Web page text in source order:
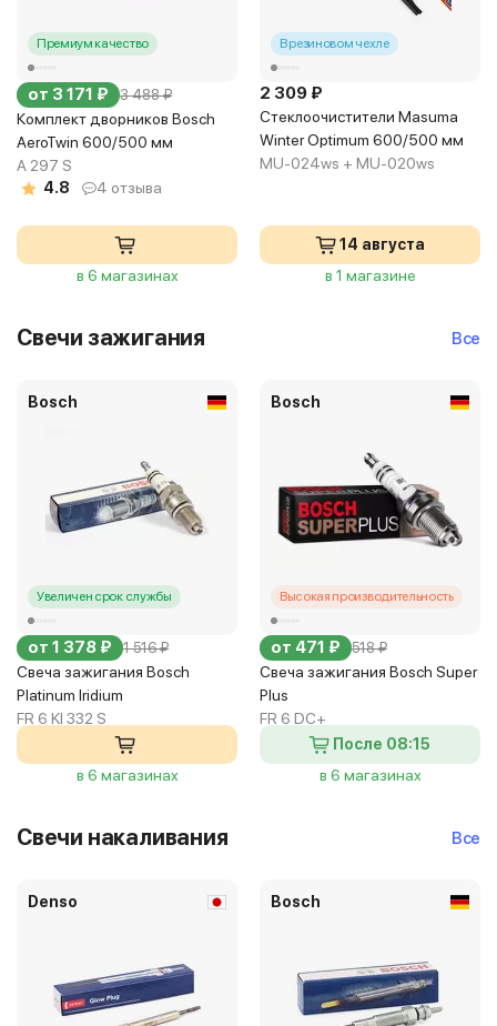
Премиум качество
от 3 171 ₽ 3 488 ₽
Комплект дворников Bosch
AeroTwin 600/500 мм
A 297 S
4.8
4 отзыва
в 6 магазинах
В резиновом чехле
2 309 ₽
Стеклоочистители Masuma
Winter Optimum 600/500 мм
MU-024ws + MU-020ws
14 августа
в 1 магазине
Свечи зажигания Все
Bosch
Увеличен срок службы
от 1 378 ₽ 1 516 ₽
Свеча зажигания Bosch
Platinum Iridium
FR 6 KI 332 S
в 6 магазинах
Bosch
Высокая производительность
от 471 ₽ 518 ₽
Свеча зажигания Bosch Super
Plus
FR 6 DC+
После 08:15
в 6 магазинах
Свечи накаливания Все
Denso Bosch